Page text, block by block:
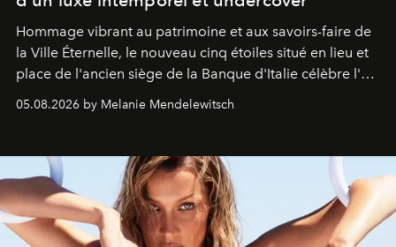
Hommage vibrant au patrimoine et aux savoirs-faire de
la Ville Éternelle, le nouveau cinq étoiles situé en lieu et
place de l'ancien siège de la Banque d'Italie célèbre l'art
de vivre Romain dans toute son élégance intemporelle.
05.08.2026 by Melanie Mendelewitsch